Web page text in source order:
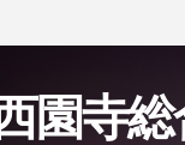
園寺